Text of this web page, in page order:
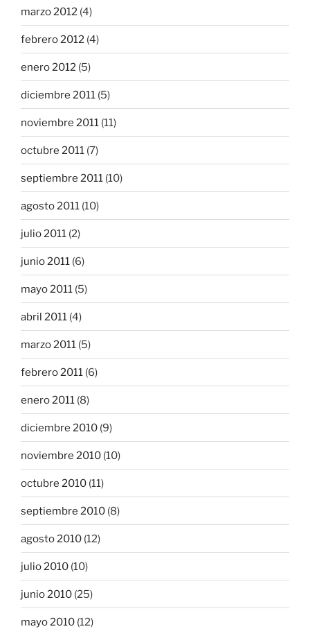
marzo 2012 (4)
febrero 2012 (4)
enero 2012 (5)
diciembre 2011 (5)
noviembre 2011 (11)
octubre 2011 (7)
septiembre 2011 (10)
agosto 2011 (10)
julio 2011 (2)
junio 2011 (6)
mayo 2011 (5)
abril 2011 (4)
marzo 2011 (5)
febrero 2011 (6)
enero 2011 (8)
diciembre 2010 (9)
noviembre 2010 (10)
octubre 2010 (11)
septiembre 2010 (8)
agosto 2010 (12)
julio 2010 (10)
junio 2010 (25)
mayo 2010 (12)